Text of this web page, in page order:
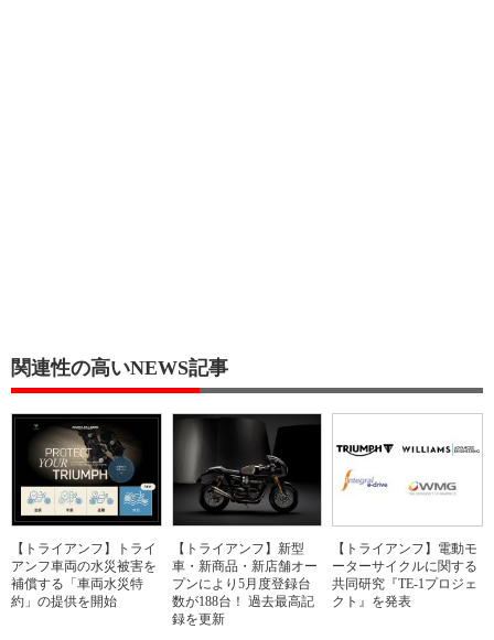
関連性の高いNEWS記事
【トライアンフ】トライ
アンフ車両の水災被害を
補償する「車両水災特
約」の提供を開始
【トライアンフ】新型
車・新商品・新店舗オー
プンにより5月度登録台
数が188台！ 過去最高記
録を更新
【トライアンフ】電動モ
ーターサイクルに関する
共同研究『TE-1プロジェ
クト』を発表